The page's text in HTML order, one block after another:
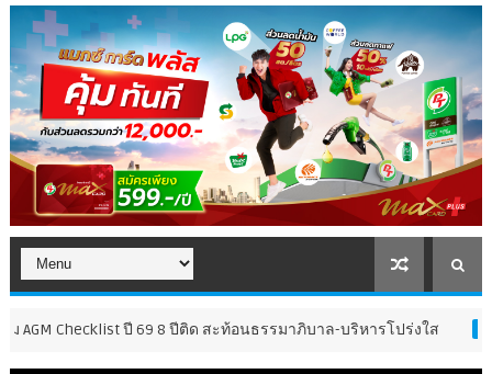
ปี 69 8 ปีติด สะท้อนธรรมาภิบาล-บริหารโปร่งใส กีฬา ยามาฮ่า ฟ